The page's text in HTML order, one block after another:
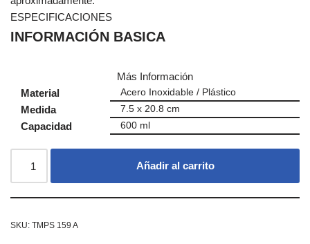
ESPECIFICACIONES
INFORMACIÓN BASICA
Más Información
Material
Acero Inoxidable / Plástico
Medida 7.5 x 20.8 cm
Capacidad 600 ml
Añadir al carrito
SKU: TMPS 159 A